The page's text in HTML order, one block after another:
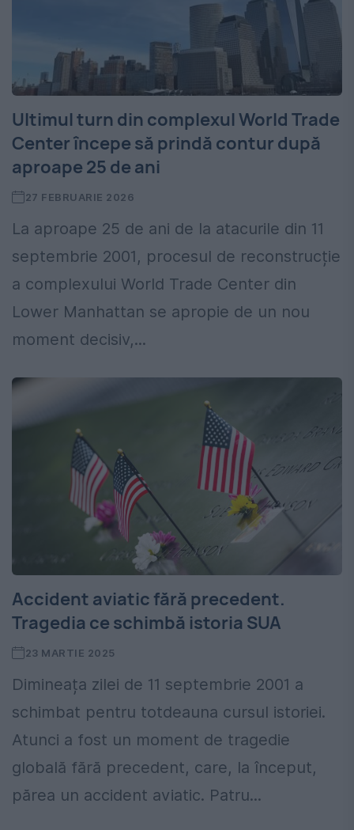
Ultimul turn din complexul World Trade
Center începe să prindă contur după
aproape 25 de ani
27 FEBRUARIE 2026
La aproape 25 de ani de la atacurile din 11
septembrie 2001, procesul de reconstrucție
a complexului World Trade Center din
Lower Manhattan se apropie de un nou
moment decisiv,...
Accident aviatic fără precedent.
Tragedia ce schimbă istoria SUA
23 MARTIE 2025
Dimineața zilei de 11 septembrie 2001 a
schimbat pentru totdeauna cursul istoriei.
Atunci a fost un moment de tragedie
globală fără precedent, care, la început,
părea un accident aviatic. Patru...